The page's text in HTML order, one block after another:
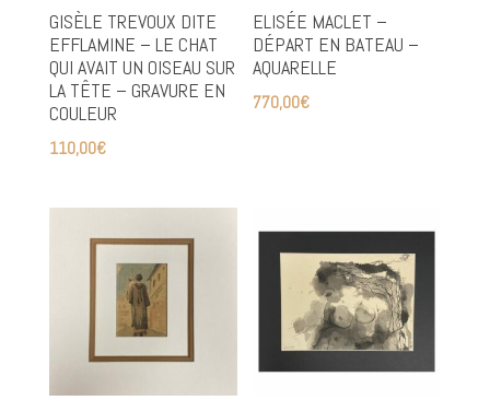
GISÈLE TREVOUX DITE
EFFLAMINE – LE CHAT
QUI AVAIT UN OISEAU SUR
LA TÊTE – GRAVURE EN
COULEUR
110,00€
ELISÉE MACLET –
DÉPART EN BATEAU –
AQUARELLE
770,00€